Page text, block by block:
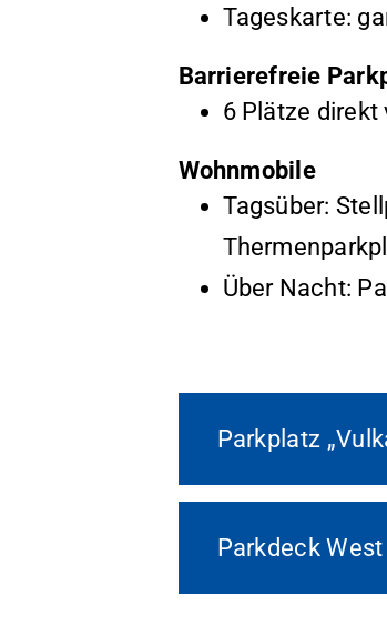
Tageskarte:
Barrierefreie
6 Plätze direkt
Wohnmobile
Tagsüber:
Über Nacht:
Parkplatz
Parkdeck West